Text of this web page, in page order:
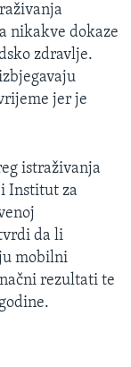
nikakve dokaze
zdravlje.
jer je
istraživanja
Institut za
da li
mobilni
rezultati te